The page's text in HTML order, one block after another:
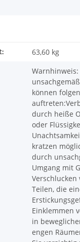
63,60 kg
Warnhinweis:
können
durch heiße
oder
kratzen
durch
Umgang mit
Verschlucken
Teilen, die
Einklemmen
in
engen